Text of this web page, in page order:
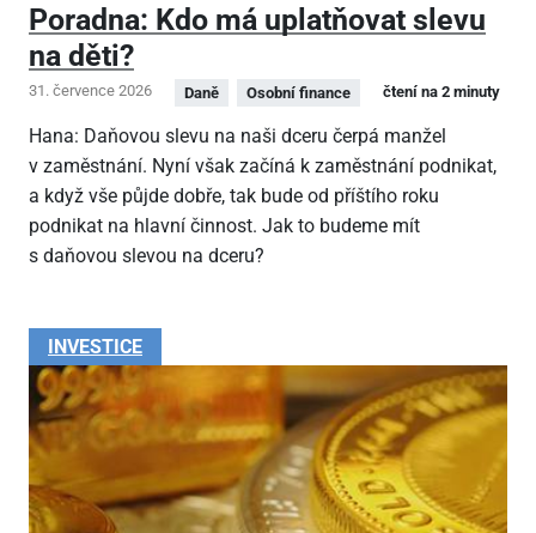
Poradna: Kdo má uplatňovat slevu
na děti?
31. července 2026 Daně Osobní finance čtení na 2 minuty
Hana: Daňovou slevu na naši dceru čerpá manžel
v zaměstnání. Nyní však začíná k zaměstnání podnikat,
a když vše půjde dobře, tak bude od příštího roku
podnikat na hlavní činnost. Jak to budeme mít
s daňovou slevou na dceru?
INVESTICE